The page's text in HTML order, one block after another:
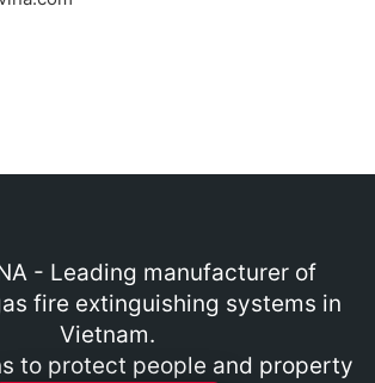
- Leading manufacturer of
fire extinguishing systems in
Vietnam.
to protect people and property